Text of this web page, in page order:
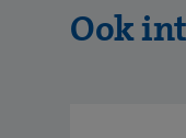
Ook